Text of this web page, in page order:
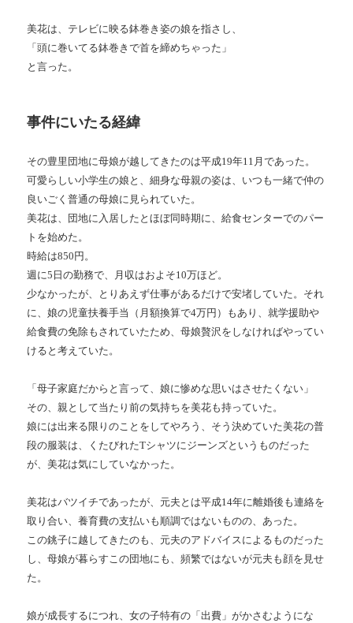
美花は、テレビに映る鉢巻き姿の娘を指さし、
「頭に巻いてる鉢巻きで首を締めちゃった」
と言った。
事件にいたる経緯
その豊里団地に母娘が越してきたのは平成19年11月であった。
可愛らしい小学生の娘と、細身な母親の姿は、いつも一緒で仲の
良いごく普通の母娘に見られていた。
美花は、団地に入居したとほぼ同時期に、給食センターでのパー
トを始めた。
時給は850円。
週に5日の勤務で、月収はおよそ10万ほど。
少なかったが、とりあえず仕事があるだけで安堵していた。それ
に、娘の児童扶養手当（月額換算で4万円）もあり、就学援助や
給食費の免除もされていたため、母娘贅沢をしなければやってい
けると考えていた。
「母子家庭だからと言って、娘に惨めな思いはさせたくない」
その、親として当たり前の気持ちを美花も持っていた。
娘には出来る限りのことをしてやろう、そう決めていた美花の普
段の服装は、くたびれたTシャツにジーンズというものだった
が、美花は気にしていなかった。
美花はバツイチであったが、元夫とは平成14年に離婚後も連絡を
取り合い、養育費の支払いも順調ではないものの、あった。
この銚子に越してきたのも、元夫のアドバイスによるものだった
し、母娘が暮らすこの団地にも、頻繁ではないが元夫も顔を見せ
た。
娘が成長するにつれ、女の子特有の「出費」がかさむようにな